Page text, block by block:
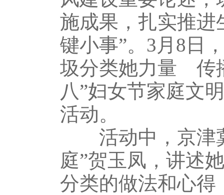
施成果，扎实推进
键小事”。3月8日
圾分类她力量 传
八”妇女节家庭文
活动。
活动中，京津冀
庭”贺玉凤，讲述
分类的做法和心